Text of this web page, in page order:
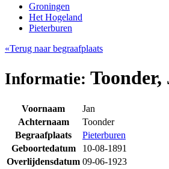
Groningen
Het Hogeland
Pieterburen
«Terug naar begraafplaats
Informatie: Toonder,
Voornaam
Jan
Achternaam
Toonder
Begraafplaats
Pieterburen
Geboortedatum
10-08-1891
Overlijdensdatum 09-06-1923